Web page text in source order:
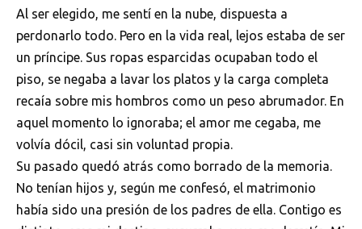
Al ser elegido, me sentí en la nube, dispuesta a
perdonarlo todo. Pero en la vida real, lejos estaba de ser
un príncipe. Sus ropas esparcidas ocupaban todo el
piso, se negaba a lavar los platos y la carga completa
recaía sobre mis hombros como un peso abrumador. En
aquel momento lo ignoraba; el amor me cegaba, me
volvía dócil, casi sin voluntad propia.
Su pasado quedó atrás como borrado de la memoria.
No tenían hijos y, según me confesó, el matrimonio
había sido una presión de los padres de ella. Contigo es